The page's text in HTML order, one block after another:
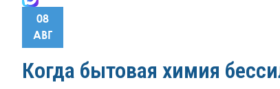
08
АВГ
Когда бытовая химия